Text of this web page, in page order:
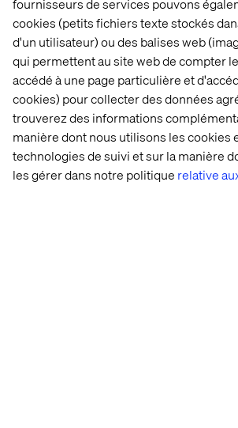
fournisseurs de services pouvons
cookies (petits fichiers texte stockés
d'un utilisateur) ou des balises web
qui permettent au site web de compter
accédé à une page particulière et
cookies) pour collecter des données
trouverez des informations
manière dont nous utilisons les cookies
technologies de suivi et sur la manière
les gérer dans notre politique relative
démarrage rapide pour des
configurées, comprenant : la
contenu (vidéo, texte et images),
de conception et des prototypes
des tableaux de bord et des
modèles prédictifs, la localisation et
l'automatisation de la traduction,
outils exploitant l'IA pour
personnalisation de votre marque.